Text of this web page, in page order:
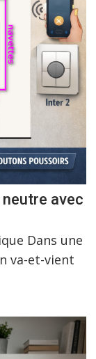
avec
Dans une
va-et-vient